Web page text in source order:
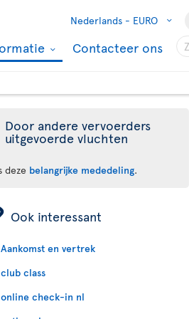
Nederlands - EURO
Contacteer ons
Door andere vervoerders
uitgevoerde vluchten
deze belangrijke mededeling.
Ook interessant
Aankomst en vertrek
club class
online check-in nl